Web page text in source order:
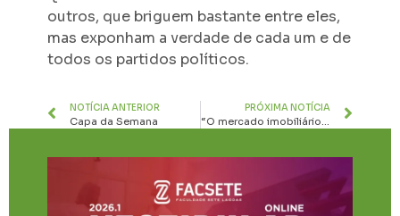
outros, que briguem bastante entre eles,
mas exponham a verdade de cada um e de
todos os partidos políticos.
NOTÍCIA ANTERIOR
Capa da Semana
PRÓXIMA NOTÍCIA
“O mercado imobiliário sempre foi a melhor opção de investimento”